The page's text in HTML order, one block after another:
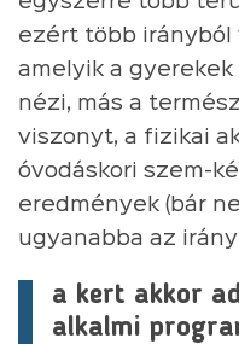
ezért több irányból
amelyik a
nézi, más a
viszonyt, a fizikai
óvodáskori szem-
eredmények (bár
ugyanabba az
a kert akkor
alkalmi